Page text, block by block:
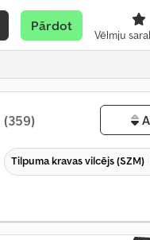
Pārdot
Vēlmju
(359)
Tilpuma kravas vilcējs (SZM)